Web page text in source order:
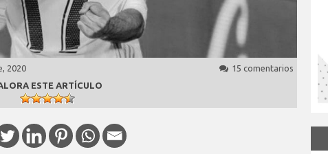
2020
15 comentarios
ESTE ARTÍCULO